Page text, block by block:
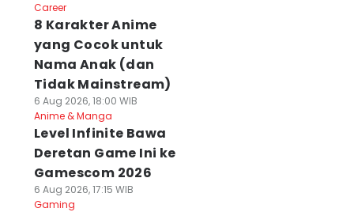
Career
8 Karakter Anime
yang Cocok untuk
Nama Anak (dan
Tidak Mainstream)
6 Aug 2026, 18:00 WIB
Anime & Manga
Level Infinite Bawa
Deretan Game Ini ke
Gamescom 2026
6 Aug 2026, 17:15 WIB
Gaming